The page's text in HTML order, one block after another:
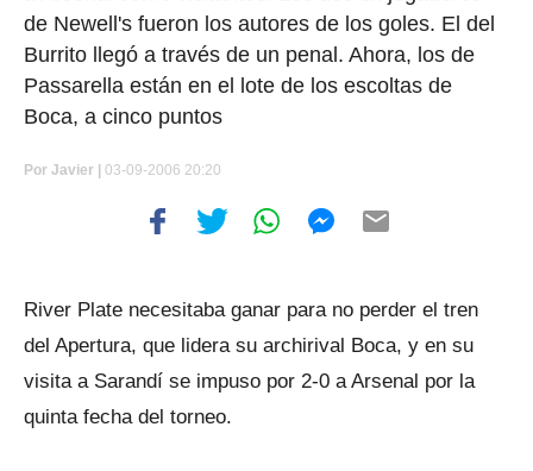
de Newell's fueron los autores de los goles. El del
Burrito llegó a través de un penal. Ahora, los de
Passarella están en el lote de los escoltas de
Boca, a cinco puntos
Por Javier | 03-09-2006 20:20
River Plate necesitaba ganar para no perder el tren
del Apertura, que lidera su archirival Boca, y en su
visita a Sarandí se impuso por 2-0 a Arsenal por la
quinta fecha del torneo.